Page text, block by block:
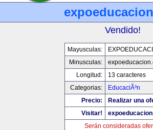
Vendido!
Mayusculas:
Minusculas:
Longitud:
13 caracteres
Categorias:
EducaciÃ³n
Precio:
Realizar una
Visitar!
Serán consideradas